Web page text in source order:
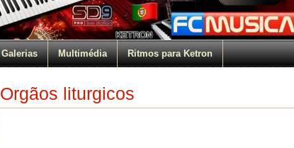
Galerias Multimédia Ritmos para Ketron
Orgãos liturgicos